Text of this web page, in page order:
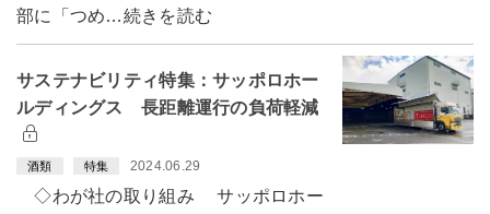
部に「つめ…続きを読む
サステナビリティ特集：サッポロホー
ルディングス 長距離運行の負荷軽減
酒類 特集 2024.06.29
◇わが社の取り組み サッポロホー